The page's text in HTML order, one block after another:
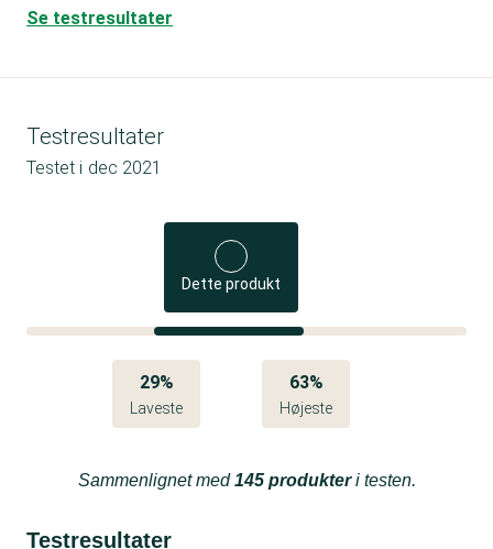
Se testresultater
Testresultater
Testet i dec 2021
Dette produkt
29%
Laveste
63%
Højeste
Sammenlignet med145 produkteri testen.
Testresultater